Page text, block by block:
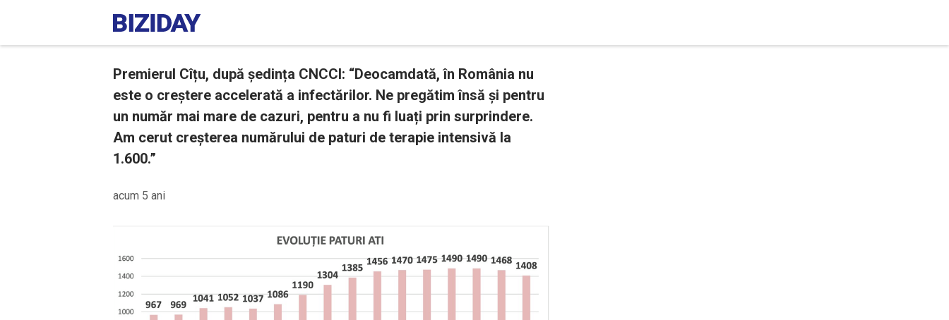
Premierul Cîțu, după ședința CNCCI: “Deocamdată, în România nu
este o creștere accelerată a infectărilor. Ne pregătim însă și pentru
un număr mai mare de cazuri, pentru a nu fi luați prin surprindere.
Am cerut creșterea numărului de paturi de terapie intensivă la
1.600.”
acum 5 ani